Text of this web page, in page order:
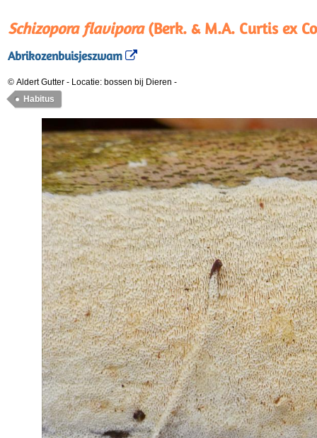
Schizopora flavipora(Berk. & M.A. Curtis ex
Abrikozenbuisjeszwam
© Aldert Gutter - Locatie: bossen bij Dieren -
Habitus